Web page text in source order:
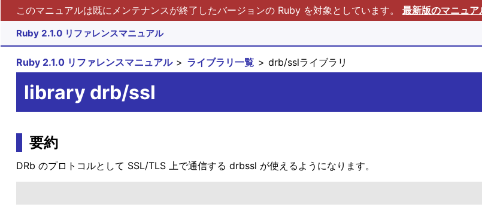
このマニュアルは既にメンテナンスが終了したバージョンの Ruby を対象としています。 最新版のマニュア
Ruby 2.1.0 リファレンスマニュアル
Ruby 2.1.0 リファレンスマニュアル ライブラリ一覧 drb/sslライブラリ
library drb/ssl
要約
DRb のプロトコルとして SSL/TLS 上で通信する drbssl が使えるようになります。